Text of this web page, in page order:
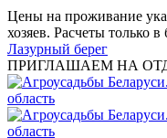
Цены на проживание
хозяев. Расчеты только
Лазурный берег
ПРИГЛАШАЕМ НА